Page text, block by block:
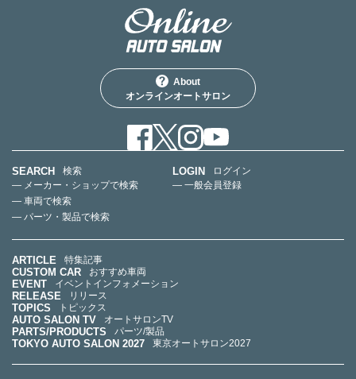
About
オンラインオートサロン
SEARCH
検索
— メーカー・ショップで検索
— 車両で検索
— パーツ・製品で検索
LOGIN
ログイン
— 一般会員登録
ARTICLE 特集記事
CUSTOM CAR おすすめ車両
EVENT イベントインフォメーション
RELEASE リリース
TOPICS トピックス
AUTO SALON TV オートサロンTV
PARTS/PRODUCTS パーツ/製品
TOKYO AUTO SALON 2027 東京オートサロン2027